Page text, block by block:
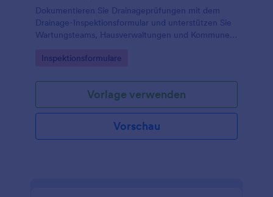
Dokumentieren Sie Drainageprüfungen mit dem
Drainage-Inspektionsformular und unterstützen Sie
Wartungsteams, Hausverwaltungen und Kommunen
Nachverfolgung in Jotform.
Go to Category:
Inspektionsformulare
Vorlage verwenden
Vorschau